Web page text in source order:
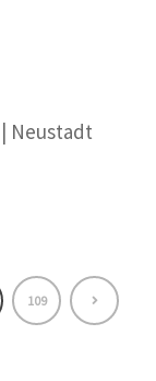
Neustadt
109